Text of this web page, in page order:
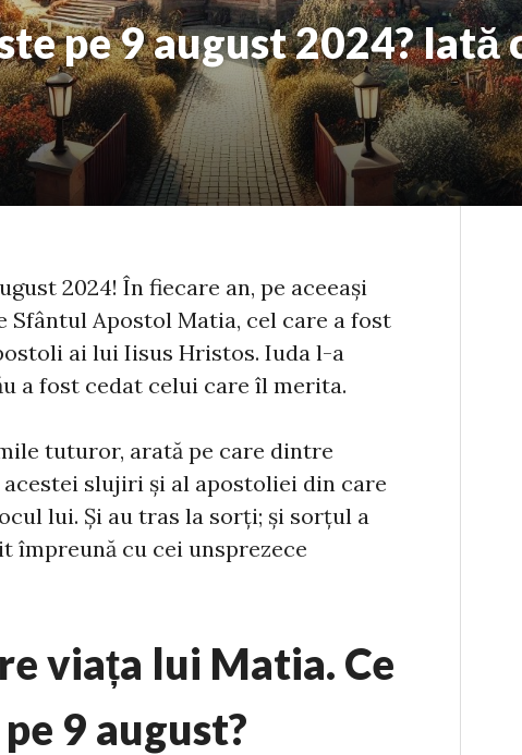
pe 9 august 2024? Iată
2024! În fiecare an, pe aceeași
Sfântul Apostol Matia, cel care a fost
ai lui Iisus Hristos. Iuda l-a
a fost cedat celui care îl merita.
tuturor, arată pe care dintre
slujiri și al apostoliei din care
lui. Și au tras la sorți; și sorțul a
împreună cu cei unsprezece
viața lui Matia. Ce
9 august?